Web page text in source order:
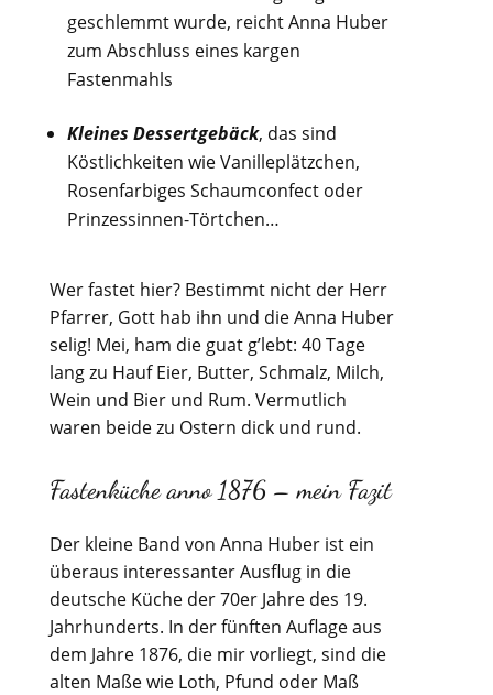
geschlemmt wurde, reicht Anna Huber
zum Abschluss eines kargen
Fastenmahls
Kleines Dessertgebäck, das sind
Köstlichkeiten wie Vanilleplätzchen,
Rosenfarbiges Schaumconfect oder
Prinzessinnen-Törtchen…
Wer fastet hier? Bestimmt nicht der Herr
Pfarrer, Gott hab ihn und die Anna Huber
selig! Mei, ham die guat g’lebt: 40 Tage
lang zu Hauf Eier, Butter, Schmalz, Milch,
Wein und Bier und Rum. Vermutlich
waren beide zu Ostern dick und rund.
Fastenküche anno 1876 – mein Fazit
Der kleine Band von Anna Huber ist ein
überaus interessanter Ausflug in die
deutsche Küche der 70er Jahre des 19.
Jahrhunderts. In der fünften Auflage aus
dem Jahre 1876, die mir vorliegt, sind die
alten Maße wie Loth, Pfund oder Maß